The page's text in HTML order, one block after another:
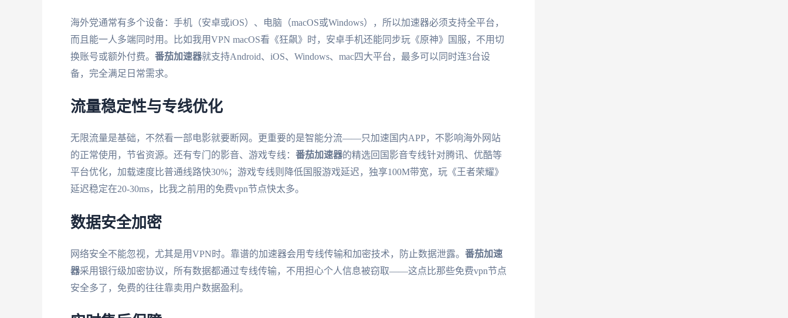
海外党通常有多个设备：手机（安卓或iOS）、电脑（macOS或Windows），所以加速器必须支持全平台，
而且能一人多端同时用。比如我用VPN macOS看《狂飙》时，安卓手机还能同步玩《原神》国服，不用切
换账号或额外付费。 番茄加速器就支持Android、iOS、Windows、mac四大平台，最多可以同时连3台设
备，完全满足日常需求。
流量稳定性与专线优化
无限流量是基础，不然看一部电影就要断网。更重要的是智能分流——只加速国内APP，不影响海外网站
的正常使用，节省资源。还有专门的影音、游戏专线： 番茄加速器的精选回国影音专线针对腾讯、优酷等
平台优化，加载速度比普通线路快30%；游戏专线则降低国服游戏延迟，独享100M带宽，玩《王者荣耀》
延迟稳定在20-30ms，比我之前用的免费vpn节点快太多。
数据安全加密
网络安全不能忽视，尤其是用VPN时。靠谱的加速器会用专线传输和加密技术，防止数据泄露。 番茄加速
器采用银行级加密协议，所有数据都通过专线传输，不用担心个人信息被窃取——这点比那些免费vpn节点
安全多了，免费的往往靠卖用户数据盈利。